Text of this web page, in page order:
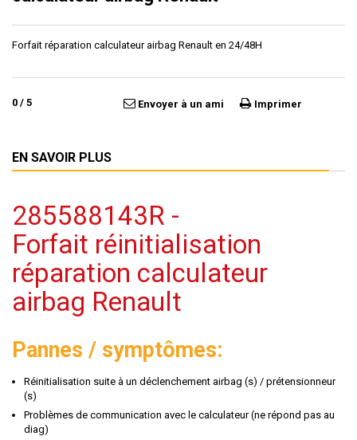
Forfait réparation calculateur airbag Renault en 24/48H
0 / 5 Envoyer à un ami Imprimer
EN SAVOIR PLUS
285588143R -
Forfait réinitialisation
réparation calculateur
airbag Renault
Pannes / symptômes:
Réinitialisation suite à un déclenchement airbag (s) / prétensionneur
(s)
Problèmes de communication avec le calculateur (ne répond pas au
diag)